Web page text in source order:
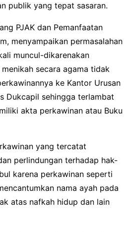
publik yang tepat sasaran.
PJAK dan Pemanfaatan
menyampaikan permasalahan
muncul-dikarenakan
secara agama tidak
ke Kantor Urusan
Dukcapil sehingga terlambat
akta perkawinan atau Buku
yang tercatat
perlindungan terhadap hak-
karena perkawinan seperti
nama ayah pada
atas nafkah hidup dan lain